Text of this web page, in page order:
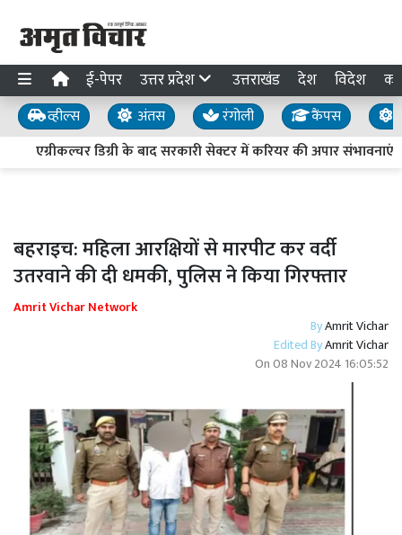
ई-पेपर उत्तर प्रदेश उत्तराखंड देश विदेश
व्हील्स अंतस रंगोली कैंपस
एग्रीकल्चर डिग्री के बाद सरकारी सेक्टर में करियर की अपार संभावनाएं
बहराइच: महिला आरक्षियों से मारपीट कर वर्दी
उतरवाने की दी धमकी, पुलिस ने किया गिरफ्तार
Amrit Vichar Network
ByAmrit Vichar
Edited ByAmrit Vichar
On08 Nov 2024 16:05:52